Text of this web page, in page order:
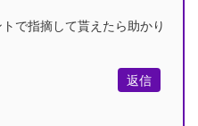
で指摘して貰えたら助かり
返信